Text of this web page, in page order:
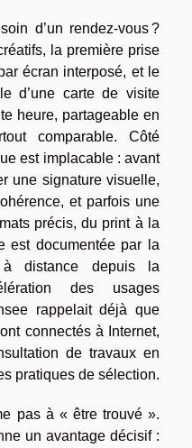
d’un rendez-vous ?
la première prise
écran interposé, et le
d’une carte de visite
heure, partageable en
comparable. Côté
est implacable : avant
une signature visuelle,
et parfois une
précis, du print à la
est documentée par la
à distance depuis la
des usages
rappelait déjà que
connectés à Internet,
de travaux en
pratiques de sélection.
pas à « être trouvé ».
un avantage décisif :